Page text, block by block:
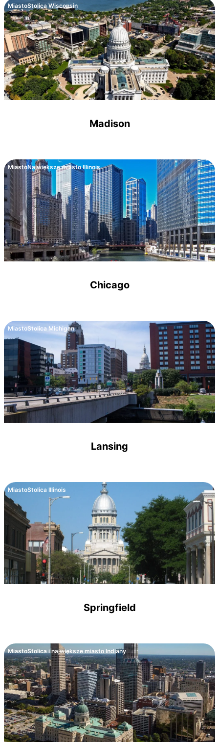
MiastoStolica Wisconsin
Madison
MiastoNajwiększe miasto Illinois
Chicago
MiastoStolica Michigan
Lansing
MiastoStolica Illinois
Springfield
MiastoStolica i największe miasto Indiany